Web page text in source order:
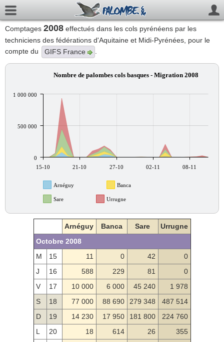
Comptages 2008 effectués dans les cols pyrénéens par les
techniciens des fédérations d'Aquitaine et Midi-Pyrénées, pour le
compte du
GIFS France .
Nombre de palombes cols basques - Migration 2008
15-10 21-10 27-10 02-11 08-11
0
500 000
1 000 000
Arnéguy Banca
Sare Urrugne
Arnéguy Banca Sare
Urrugne
Octobre 2008
M
15 11 0 42
0
J
16 588 229 81
0
V
17 10 000 6 000 45 240
1 978
S
18 77 000 88 690 279 348
487 514
D
19 14 230 17 950 181 800
224 760
L
20 18 614 26
355